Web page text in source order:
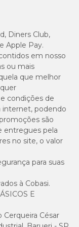
light têm menor
São
ativos ou com
a promover
nutricional.
suas
do grão, o gasto
é digerido.
especificamente
ajuda a
e
Diners Club,
Apple Pay.
em nosso
ou mais
que melhor
condições de
internet, podendo
são
entregues pela
no site, o valor
para suas
à Cobasi.
E
Cerqueira César